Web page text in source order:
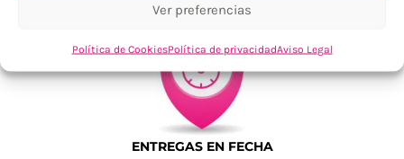
Ver preferencias
Política de CookiesPolítica de privacidadAviso Legal
ENTREGAS EN FECHA